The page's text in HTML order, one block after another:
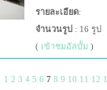
รายละเอียด:
จำนวนรูป : 16 รูป
( เข้าชมอัลบั้ม )
1 2 3 4 5 6 7 8 9 10 11 12